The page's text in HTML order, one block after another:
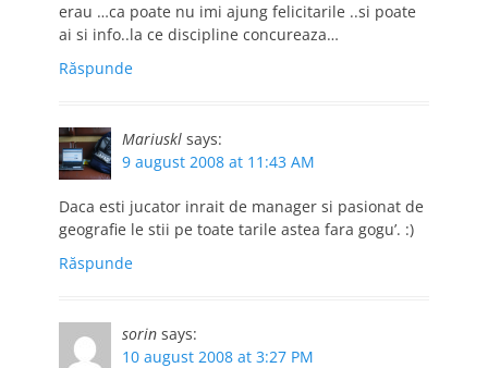
erau …ca poate nu imi ajung felicitarile ..si poate
ai si info..la ce discipline concureaza…
Răspunde
Mariuskl says:
9 august 2008 at 11:43 AM
Daca esti jucator inrait de manager si pasionat de
geografie le stii pe toate tarile astea fara gogu’. :)
Răspunde
sorin says:
10 august 2008 at 3:27 PM